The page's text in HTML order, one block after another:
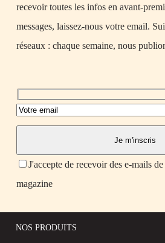
recevoir toutes les infos en avant-
messages, laissez-nous votre email.
réseaux : chaque semaine, nous
J'accepte de recevoir des e-mails
magazine
NOS PRODUITS